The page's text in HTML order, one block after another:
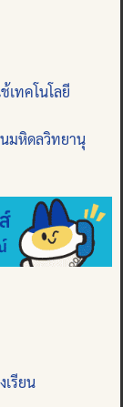
เทคโนโลยี
นมหิดลวิทยานุ
เรียน